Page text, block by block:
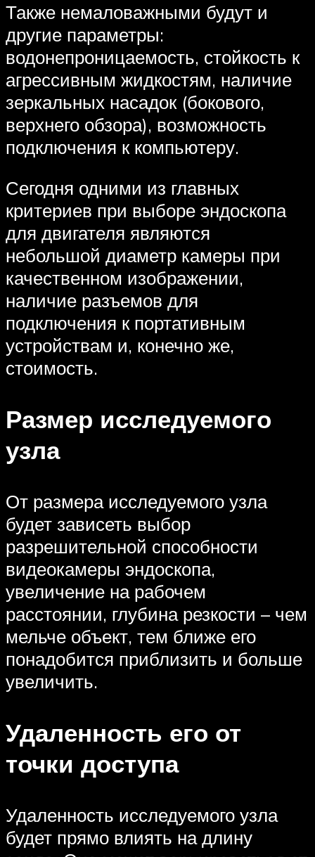
Также немаловажными будут и
другие параметры:
водонепроницаемость, стойкость к
агрессивным жидкостям, наличие
зеркальных насадок (бокового,
верхнего обзора), возможность
подключения к компьютеру.
Сегодня одними из главных
критериев при выборе эндоскопа
для двигателя являются
небольшой диаметр камеры при
качественном изображении,
наличие разъемов для
подключения к портативным
устройствам и, конечно же,
стоимость.
Размер исследуемого
узла
От размера исследуемого узла
будет зависеть выбор
разрешительной способности
видеокамеры эндоскопа,
увеличение на рабочем
расстоянии, глубина резкости – чем
мельче объект, тем ближе его
понадобится приблизить и больше
увеличить.
Удаленность его от
точки доступа
Удаленность исследуемого узла
будет прямо влиять на длину